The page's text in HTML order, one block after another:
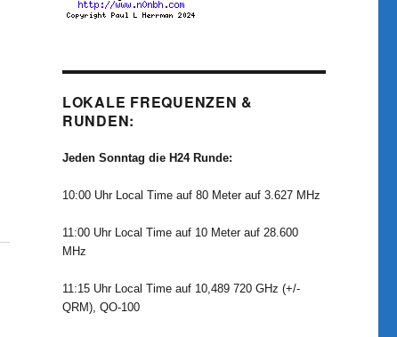
LOKALE FREQUENZEN &
RUNDEN:
Jeden Sonntag die H24 Runde:
10:00 Uhr Local Time auf 80 Meter auf 3.627 MHz
11:00 Uhr Local Time auf 10 Meter auf 28.600
MHz
11:15 Uhr Local Time auf 10,489 720 GHz (+/-
QRM), QO-100